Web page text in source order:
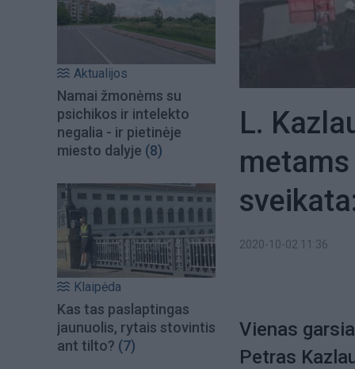
Aktualijos
Namai žmonėms su
psichikos ir intelekto
negalia - ir pietinėje
miesto dalyje (8)
Klaipėda
Kas tas paslaptingas
jaunuolis, rytais stovintis
ant tilto? (7)
L.
2020-10-02 11:36
Vienas
Petras